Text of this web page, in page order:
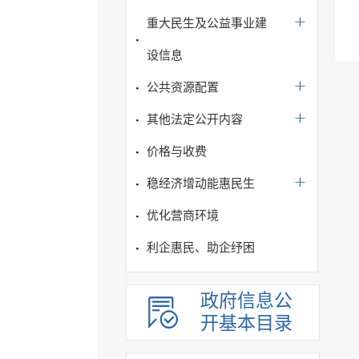
重大民生及公益事业建
设信息
公共资源配置
其他法定公开内容
价格与收费
稳经济增动能惠民生
优化营商环境
利企惠民、助企纾困
政府信息公
开基本目录